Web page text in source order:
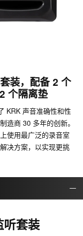
装，配备 2 个
个隔离垫
KRK 声音准确性和性
造商 30 多年的创新。
使用最广泛的录音室
决方案，以实现更挑
套装